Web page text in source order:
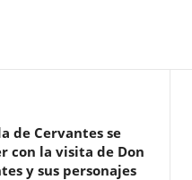
de Cervantes se
con la visita de Don
y sus personajes